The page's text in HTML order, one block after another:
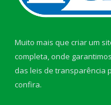
Muito mais que criar um
completa, onde
das leis de transparência
confira.